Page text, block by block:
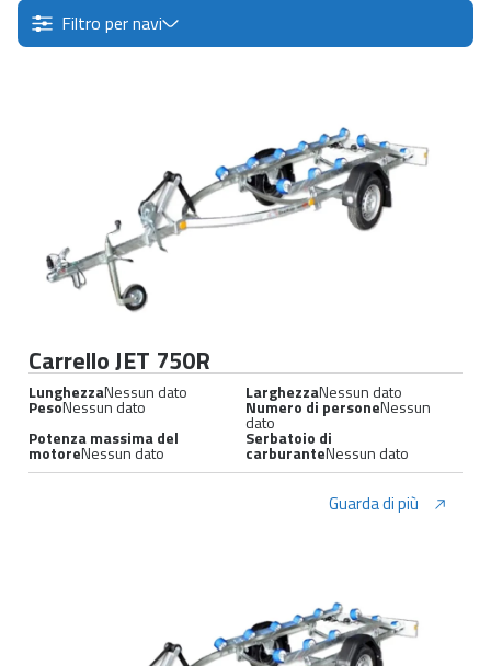
Filtro per navi
Carrello JET 750R
LunghezzaNessun dato LarghezzaNessun dato
PesoNessun dato Numero di personeNessun
dato
Potenza massima del
motoreNessun dato
Serbatoio di
carburanteNessun dato
Guarda di più